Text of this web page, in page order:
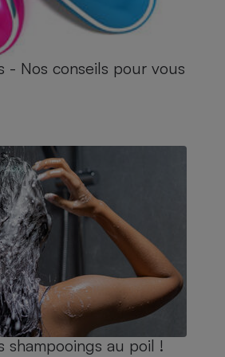
- Nos conseils pour vous
shampooings au poil !